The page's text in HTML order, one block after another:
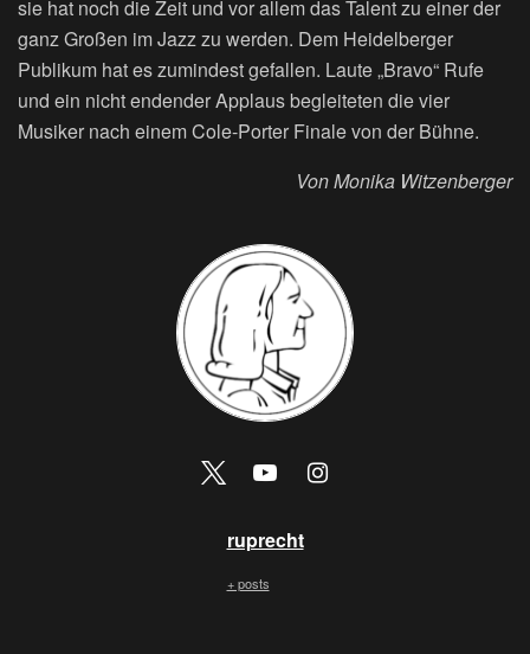
sie hat noch die Zeit und vor allem das Talent zu einer der
ganz Großen im Jazz zu werden. Dem Heidelberger
Publikum hat es zumindest gefallen. Laute „Bravo“ Rufe
und ein nicht endender Applaus begleiteten die vier
Musiker nach einem Cole-Porter Finale von der Bühne.
Von Monika Witzenberger
ruprecht
+ posts